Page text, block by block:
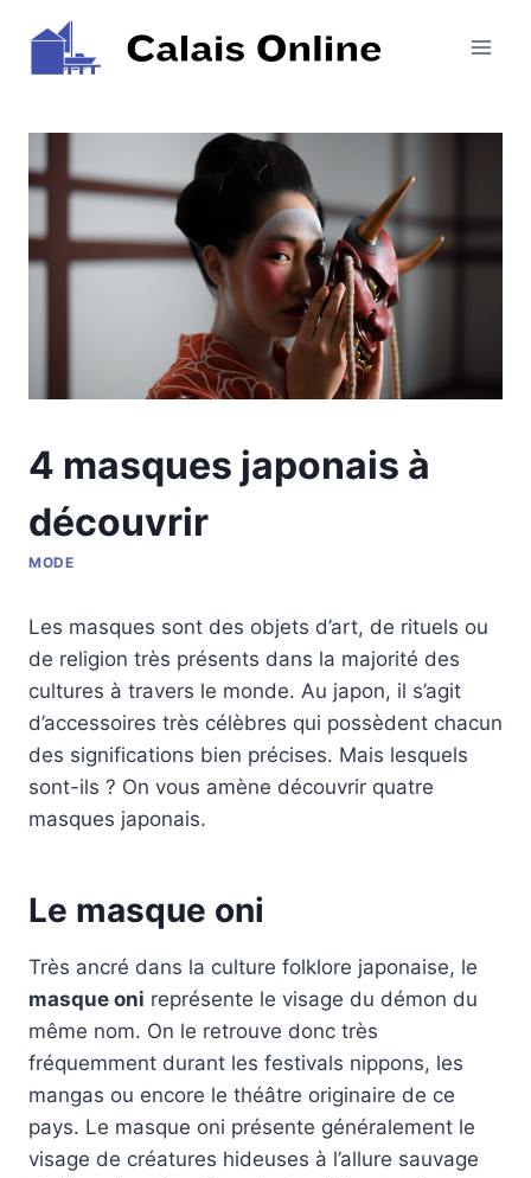
contenu
4 masques japonais à
découvrir
MODE
Les masques sont des objets d’art, de rituels ou
de religion très présents dans la majorité des
cultures à travers le monde. Au japon, il s’agit
d’accessoires très célèbres qui possèdent chacun
des significations bien précises. Mais lesquels
sont-ils ? On vous amène découvrir quatre
masques japonais.
Le masque oni
Très ancré dans la culture folklore japonaise, le
masque oni représente le visage du démon du
même nom. On le retrouve donc très
fréquemment durant les festivals nippons, les
mangas ou encore le théâtre originaire de ce
pays. Le masque oni présente généralement le
visage de créatures hideuses à l’allure sauvage